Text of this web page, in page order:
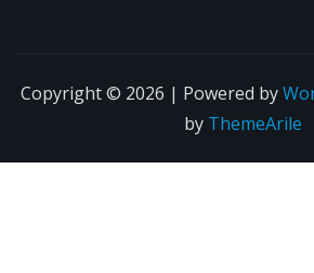
Copyright © 2026 | Powered by
by ThemeArile